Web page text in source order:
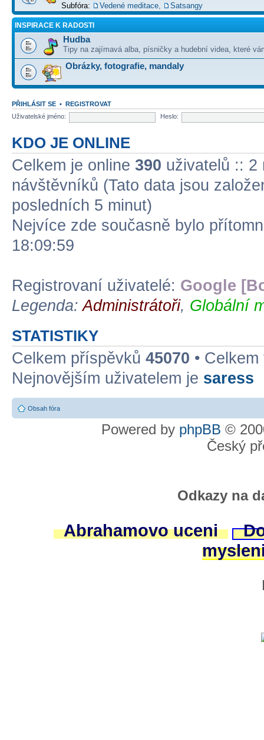
Subfóra: Vedené meditace Satsangy
INSPIRACE K RADOSTI
Hudba
Tipy na zajímavá alba, písničky a hudební videa, které
Obrázky, fotografie, mandaly
PŘIHLÁSIT SE • REGISTROVAT
Uživatelské jméno:
Heslo:
KDO JE ONLINE
Celkem je online 390 uživatelů :: 2
návštěvníků (Tato data jsou
posledních 5 minut)
Nejvíce zde současně bylo
18:09:59
Registrovaní uživatelé: Google
Legenda:Administrátoři, Globální
STATISTIKY
Celkem příspěvků 45070 •
Nejnovějším uživatelem je saress
Obsah fóra
Powered by phpBB ©
Český
Odkazy na
Abrahamovo uceni